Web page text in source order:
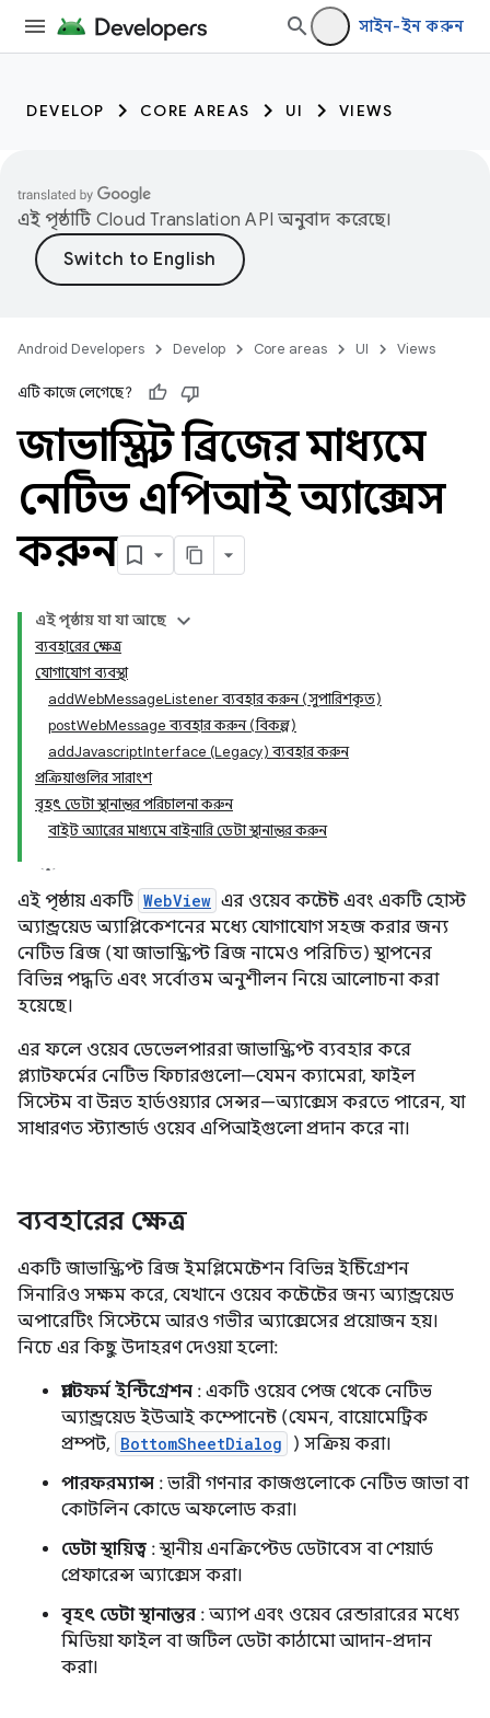
সাইন-ইন করুন
DEVELOP CORE AREAS UI VIEWS
এই পৃষ্ঠাটি Cloud Translation API অনুবাদ করেছে।
Android Developers Develop Core areas UI Views
এটি কাজে লেগেছে?
জাভাস্ক্রিপ্ট ব্রিজের মাধ্যমে
নেটিভ এপিআই অ্যাক্সেস
করুন
এই পৃষ্ঠায় যা যা আছে
ব্যবহারের ক্ষেত্র
যোগাযোগ ব্যবস্থা
addWebMessageListener ব্যবহার করুন (সুপারিশকৃত)
postWebMessage ব্যবহার করুন (বিকল্প)
addJavascriptInterface (Legacy) ব্যবহার করুন
প্রক্রিয়াগুলির সারাংশ
বৃহৎ ডেটা স্থানান্তর পরিচালনা করুন
বাইট অ্যারের মাধ্যমে বাইনারি ডেটা স্থানান্তর করুন
এই পৃষ্ঠায় একটি WebView এর ওয়েব কন্টেন্ট এবং একটি হোস্ট
অ্যান্ড্রয়েড অ্যাপ্লিকেশনের মধ্যে যোগাযোগ সহজ করার জন্য
নেটিভ ব্রিজ (যা জাভাস্ক্রিপ্ট ব্রিজ নামেও পরিচিত) স্থাপনের
বিভিন্ন পদ্ধতি এবং সর্বোত্তম অনুশীলন নিয়ে আলোচনা করা
হয়েছে।
এর ফলে ওয়েব ডেভেলপাররা জাভাস্ক্রিপ্ট ব্যবহার করে
প্ল্যাটফর্মের নেটিভ ফিচারগুলো—যেমন ক্যামেরা, ফাইল
সিস্টেম বা উন্নত হার্ডওয়্যার সেন্সর—অ্যাক্সেস করতে পারেন, যা
সাধারণত স্ট্যান্ডার্ড ওয়েব এপিআইগুলো প্রদান করে না।
ব্যবহারের ক্ষেত্র
একটি জাভাস্ক্রিপ্ট ব্রিজ ইমপ্লিমেন্টেশন বিভিন্ন ইন্টিগ্রেশন
সিনারিও সক্ষম করে, যেখানে ওয়েব কন্টেন্টের জন্য অ্যান্ড্রয়েড
অপারেটিং সিস্টেমে আরও গভীর অ্যাক্সেসের প্রয়োজন হয়।
নিচে এর কিছু উদাহরণ দেওয়া হলো:
প্ল্যাটফর্ম ইন্টিগ্রেশন : একটি ওয়েব পেজ থেকে নেটিভ
অ্যান্ড্রয়েড ইউআই কম্পোনেন্ট (যেমন, বায়োমেট্রিক
প্রম্পট, BottomSheetDialog
) সক্রিয় করা।
পারফরম্যান্স : ভারী গণনার কাজগুলোকে নেটিভ জাভা বা
কোটলিন কোডে অফলোড করা।
ডেটা স্থায়িত্ব : স্থানীয় এনক্রিপ্টেড ডেটাবেস বা শেয়ার্ড
প্রেফারেন্স অ্যাক্সেস করা।
বৃহৎ ডেটা স্থানান্তর : অ্যাপ এবং ওয়েব রেন্ডারারের মধ্যে
মিডিয়া ফাইল বা জটিল ডেটা কাঠামো আদান-প্রদান
করা।